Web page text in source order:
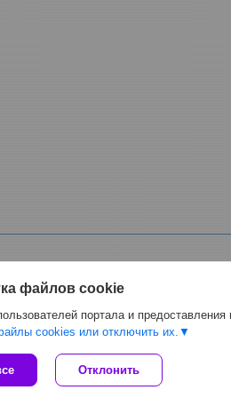
для спирта, масла мазута,
на платформе Deal.by
файлов cookies
файлов cookie
портала и предоставления
cookies или отключить их.
Отклонить